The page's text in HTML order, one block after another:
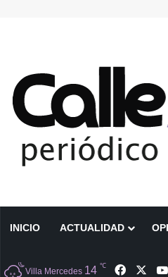
INICIO ACTUALIDAD
Villa Mercedes 14 ℃